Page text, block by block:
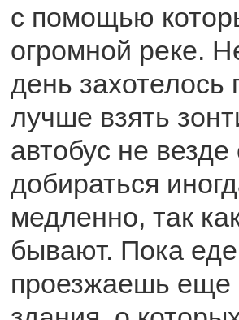
с помощью
огромной реке.
день
лучше взять
автобус не
добираться
медленно, так
бывают. Пока
проезжаешь еще